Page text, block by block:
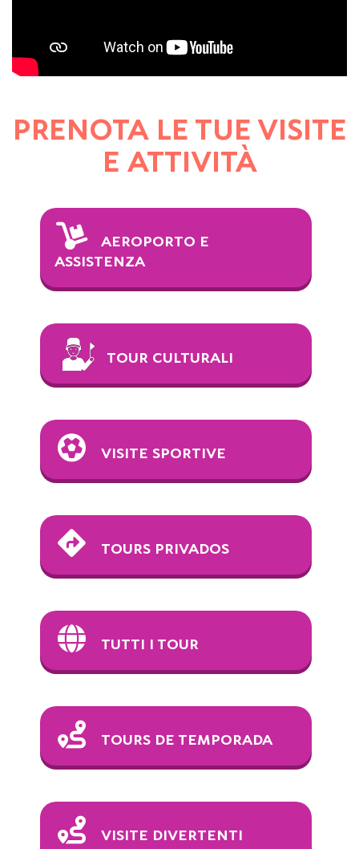
PRENOTA LE TUE VISITE
E ATTIVITÀ
AEROPORTO E
ASSISTENZA
TOUR CULTURALI
VISITE SPORTIVE
TOURS PRIVADOS
TUTTI I TOUR
TOURS DE TEMPORADA
VISITE DIVERTENTI